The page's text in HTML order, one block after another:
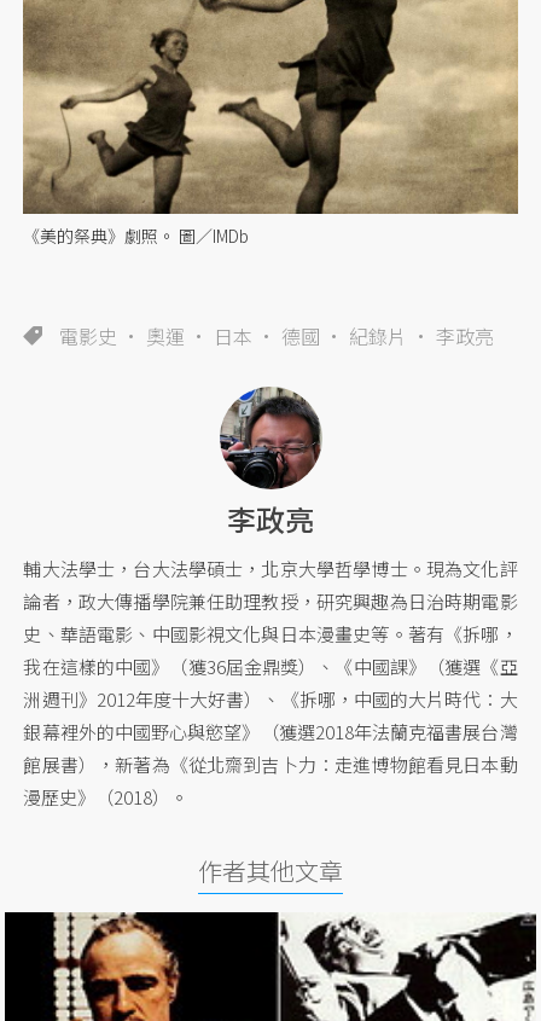
《美的祭典》劇照。 圖／IMDb
電影史 奧運 日本 德國 紀錄片 李政亮
李政亮
輔大法學士，台大法學碩士，北京大學哲學博士。現為文化評
論者，政大傳播學院兼任助理教授，研究興趣為日治時期電影
史、華語電影、中國影視文化與日本漫畫史等。著有《拆哪，
我在這樣的中國》（獲36屆金鼎獎）、《中國課》（獲選《亞
洲週刊》2012年度十大好書）、《拆哪，中國的大片時代：大
銀幕裡外的中國野心與慾望》（獲選2018年法蘭克福書展台灣
館展書），新著為《從北齋到吉卜力：走進博物館看見日本動
漫歷史》（2018）。
作者其他文章